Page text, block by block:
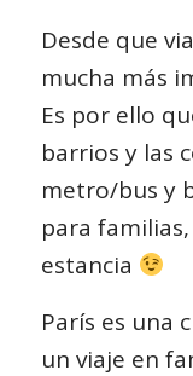
Desde que
mucha más
Es por ello
barrios y las
metro/bus y
para
estancia
París es una
un viaje en